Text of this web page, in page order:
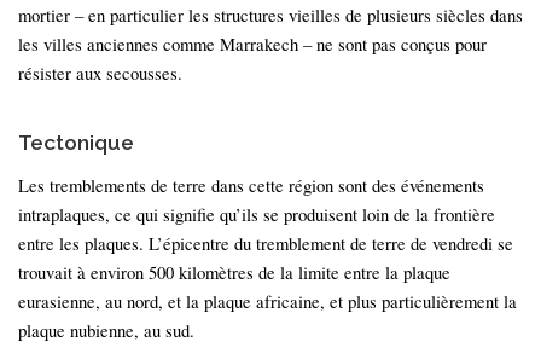
mortier – en particulier les structures vieilles de plusieurs siècles dans
les villes anciennes comme Marrakech – ne sont pas conçus pour
résister aux secousses.
Tectonique
Les tremblements de terre dans cette région sont des événements
intraplaques, ce qui signifie qu’ils se produisent loin de la frontière
entre les plaques. L’épicentre du tremblement de terre de vendredi se
trouvait à environ 500 kilomètres de la limite entre la plaque
eurasienne, au nord, et la plaque africaine, et plus particulièrement la
plaque nubienne, au sud.